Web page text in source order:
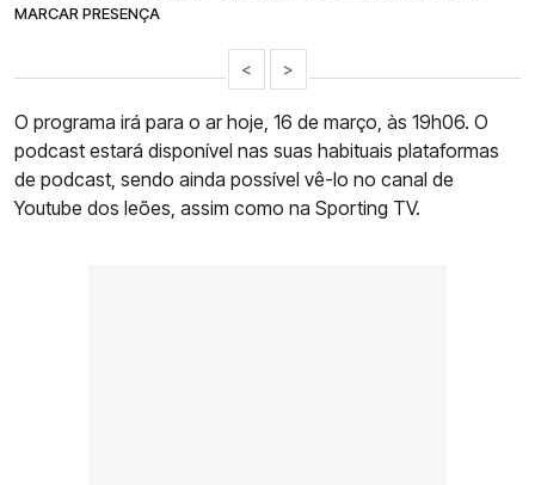
MARCAR PRESENÇA
< >
O programa irá para o ar hoje, 16 de março, às 19h06. O
podcast estará disponível nas suas habituais plataformas
de podcast, sendo ainda possível vê-lo no canal de
Youtube dos leões, assim como na Sporting TV.